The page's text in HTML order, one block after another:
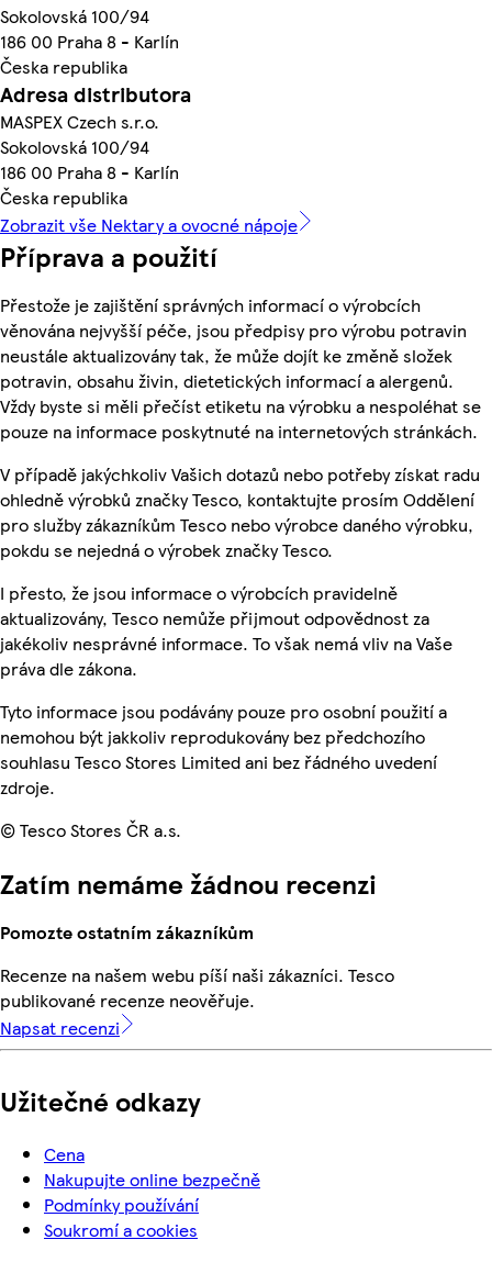
Sokolovská 100/94
186 00 Praha 8 - Karlín
Česka republika
Adresa distributora
MASPEX Czech s.r.o.
Sokolovská 100/94
186 00 Praha 8 - Karlín
Česka republika
Zobrazit vše Nektary a ovocné nápoje
Příprava a použití
Přestože je zajištění správných informací o výrobcích
věnována nejvyšší péče, jsou předpisy pro výrobu potravin
neustále aktualizovány tak, že může dojít ke změně složek
potravin, obsahu živin, dietetických informací a alergenů.
Vždy byste si měli přečíst etiketu na výrobku a nespoléhat se
pouze na informace poskytnuté na internetových stránkách.
V případě jakýchkoliv Vašich dotazů nebo potřeby získat radu
ohledně výrobků značky Tesco, kontaktujte prosím Oddělení
pro služby zákazníkům Tesco nebo výrobce daného výrobku,
pokdu se nejedná o výrobek značky Tesco.
I přesto, že jsou informace o výrobcích pravidelně
aktualizovány, Tesco nemůže přijmout odpovědnost za
jakékoliv nesprávné informace. To však nemá vliv na Vaše
práva dle zákona.
Tyto informace jsou podávány pouze pro osobní použití a
nemohou být jakkoliv reprodukovány bez předchozího
souhlasu Tesco Stores Limited ani bez řádného uvedení
zdroje.
© Tesco Stores ČR a.s.
Zatím nemáme žádnou recenzi
Pomozte ostatním zákazníkům
Recenze na našem webu píší naši zákazníci. Tesco
publikované recenze neověřuje.
Napsat recenzi
Užitečné odkazy
Cena
Nakupujte online bezpečně
Podmínky používání
Soukromí a cookies